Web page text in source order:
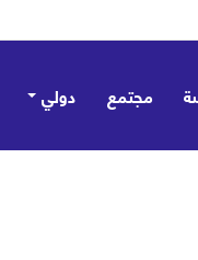
تؤسس مظلة ردع جماعي وتؤكد:
مجتمع دولي